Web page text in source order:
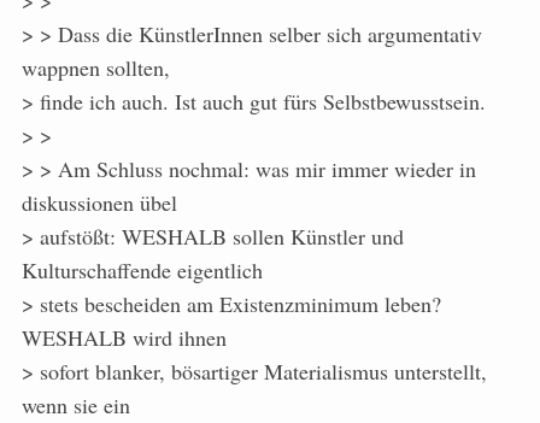
> > Dass die KünstlerInnen selber sich argumentativ
wappnen sollten,
> finde ich auch. Ist auch gut fürs Selbstbewusstsein.
> >
> > Am Schluss nochmal: was mir immer wieder in
diskussionen übel
> aufstößt: WESHALB sollen Künstler und
Kulturschaffende eigentlich
> stets bescheiden am Existenzminimum leben?
WESHALB wird ihnen
> sofort blanker, bösartiger Materialismus unterstellt,
wenn sie ein